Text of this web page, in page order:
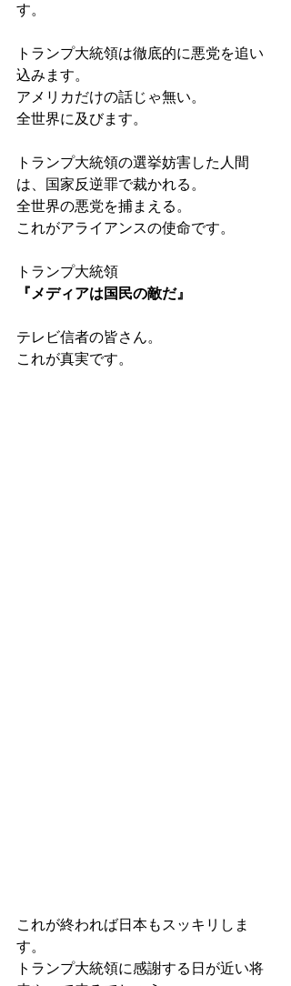
す。
トランプ大統領は徹底的に悪党を追い
込みます。
アメリカだけの話じゃ無い。
全世界に及びます。
トランプ大統領の選挙妨害した人間
は、国家反逆罪で裁かれる。
全世界の悪党を捕まえる。
これがアライアンスの使命です。
トランプ大統領
『メディアは国民の敵だ』
テレビ信者の皆さん。
これが真実です。
これが終われば日本もスッキリしま
す。
トランプ大統領に感謝する日が近い将